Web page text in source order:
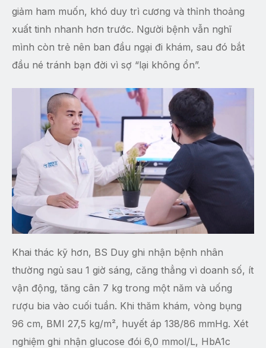
giảm ham muốn, khó duy trì cương và thỉnh thoảng
xuất tinh nhanh hơn trước. Người bệnh vẫn nghĩ
mình còn trẻ nên ban đầu ngại đi khám, sau đó bắt
đầu né tránh bạn đời vì sợ “lại không ổn”.
Khai thác kỹ hơn, BS Duy ghi nhận bệnh nhân
thường ngủ sau 1 giờ sáng, căng thẳng vì doanh số, ít
vận động, tăng cân 7 kg trong một năm và uống
rượu bia vào cuối tuần. Khi thăm khám, vòng bụng
96 cm, BMI 27,5 kg/m², huyết áp 138/86 mmHg. Xét
nghiệm ghi nhận glucose đói 6,0 mmol/L, HbA1c